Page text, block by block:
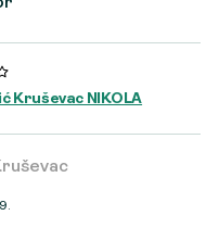
Kruševac NIKOLA